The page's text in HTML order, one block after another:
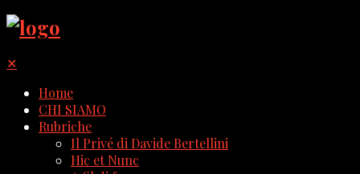
✕
Home
CHI SIAMO
Rubriche
Il Privé di Davide Bertellini
Hic et Nunc